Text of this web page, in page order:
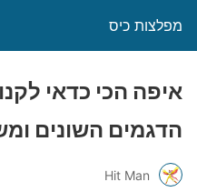
מפלצות כיס
הדגמים השונים
Hit Man